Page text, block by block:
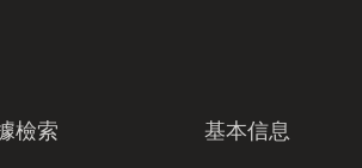
檢索 基本信息